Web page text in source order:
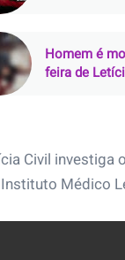
Homem é
feira de
Civil investiga
Médico